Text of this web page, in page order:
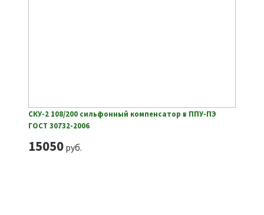
СКУ-2 108/200 сильфонный компенсатор в ППУ-ПЭ
ГОСТ 30732-2006
15050руб.